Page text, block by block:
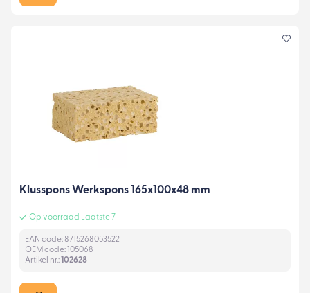
Klusspons Werkspons 165x100x48 mm
Op voorraad Laatste 7
EAN code: 8715268053522
OEM code: 105068
Artikel nr.: 102628